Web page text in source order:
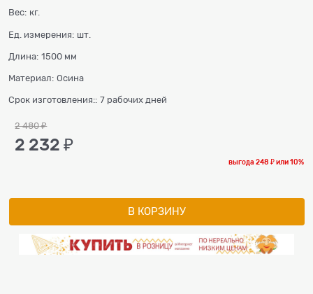
Вес: кг.
Ед. измерения: шт.
Длина: 1500 мм
Материал: Осина
Срок изготовления:: 7 рабочих дней
2 480 ₽
2 232 ₽
выгода248 ₽или10%
В КОРЗИНУ